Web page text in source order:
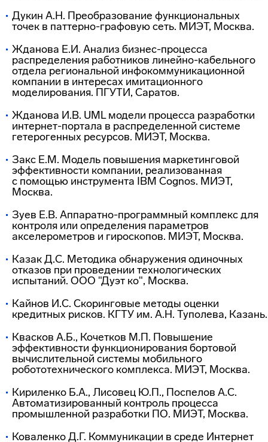
Дукин А.Н. Преобразование функциональных
точек в паттерно-графовуюсеть. МИЭТ, Москва.
Жданова Е.И. Анализбизнес-процесса
распределения работников линейно-кабельного
отдела региональной инфокоммуникационной
компании в интересах имитационного
моделирования. ПГУТИ, Саратов.
Жданова И.В. UML модели процесса разработки
интернет-портала в распределенной системе
гетерогенных ресурсов. МИЭТ, Москва.
Закс Е.М. Модель повышения маркетинговой
эффективности компании, реализованная
с помощью инструмента IBM Cognos. МИЭТ,
Москва.
Зуев Е.В. Аппаратно-программный комплекс для
контроля или определения параметров
акселерометров и гироскопов. МИЭТ, Москва.
Казак Д.С. Методика обнаружения одиночных
отказов при проведении технологических
испытаний. ООО "Дуэт ко", Москва.
Кайнов И.С. Скоринговые методы оценки
кредитных рисков. КГТУ им. А.Н. Туполева, Казань.
Квасков А.Б., Кочетков М.П. Повышение
эффективности функционирования бортовой
вычислительной системы мобильного
робототехнического комплекса. МИЭТ, Москва.
Кириленко Б.А., Лисовец Ю.П., Поспелов А.С.
Автоматизированный контроль процесса
промышленной разработки ПО. МИЭТ, Москва.
Коваленко Д.Г. Коммуникации в среде Интернет